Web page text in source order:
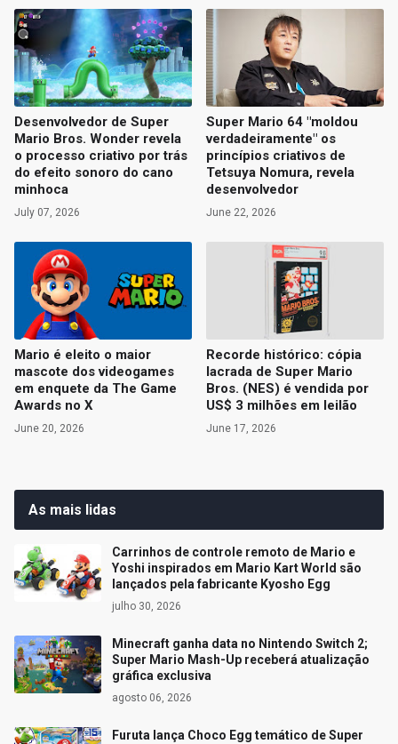
Desenvolvedor de Super
Mario Bros. Wonder revela
o processo criativo por trás
do efeito sonoro do cano
minhoca
July 07, 2026
Super Mario 64 "moldou
verdadeiramente" os
princípios criativos de
Tetsuya Nomura, revela
desenvolvedor
June 22, 2026
Mario é eleito o maior
mascote dos videogames
em enquete da The Game
Awards no X
June 20, 2026
Recorde histórico: cópia
lacrada de Super Mario
Bros. (NES) é vendida por
US$ 3 milhões em leilão
June 17, 2026
As mais lidas
Carrinhos de controle remoto de Mario e
Yoshi inspirados em Mario Kart World são
lançados pela fabricante Kyosho Egg
julho 30, 2026
Minecraft ganha data no Nintendo Switch 2;
Super Mario Mash-Up receberá atualização
gráfica exclusiva
agosto 06, 2026
Furuta lança Choco Egg temático de Super